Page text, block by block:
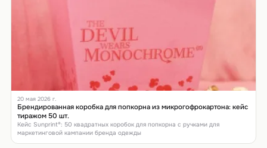
20 мая 2026 г.
Брендированная коробка для попкорна из микрогофрокартона: кейс
тиражом 50 шт.
Кейс Sunprint®: 50 квадратных коробок для попкорна с ручками для
маркетинговой кампании бренда одежды